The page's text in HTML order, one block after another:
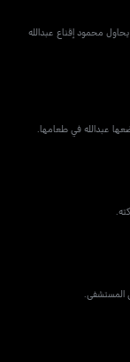
محمود إقناع عبدالله
عبدالله في طعامها.
المستشفى.